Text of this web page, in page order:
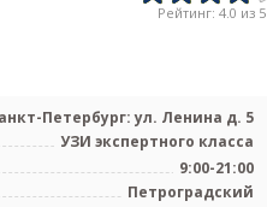
Рейтинг: 4.0 из 5
Петербург: ул. Ленина д. 5
УЗИ экспертного класса
9:00-21:00
Петроградский